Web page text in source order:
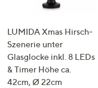
LUMIDA Xmas Hirsch-
Szenerie unter
Glasglocke inkl. 8 LEDs
& Timer Höhe ca.
42cm, Ø 22cm